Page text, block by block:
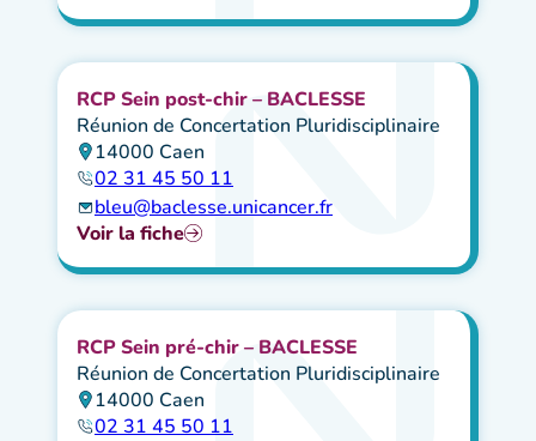
RCP Sein post-chir – BACLESSE
Réunion de Concertation Pluridisciplinaire
14000 Caen
02 31 45 50 11
bleu@baclesse.unicancer.fr
Voir la fiche
RCP Sein pré-chir – BACLESSE
Réunion de Concertation Pluridisciplinaire
14000 Caen
02 31 45 50 11